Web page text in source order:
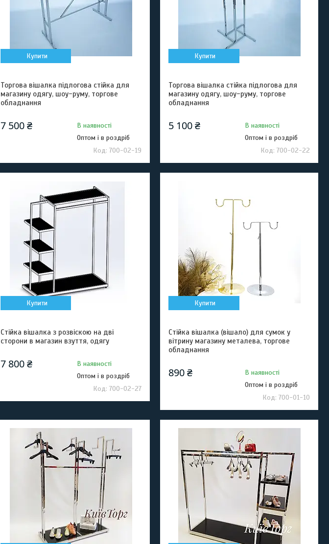
Купити
Торгова вішалка підлогова стійка для
магазину одягу, шоу-руму, торгове
обладнання
7 500 ₴
В наявності
Оптом і в роздріб
700-02-19
Купити
Торгова вішалка стійка підлогова для
магазину одягу, шоу-руму, торгове
обладнання
5 100 ₴
В наявності
Оптом і в роздріб
700-02-22
Купити
Стійка вішалка з розвіскою на дві
сторони в магазин взуття, одягу
7 800 ₴
В наявності
Оптом і в роздріб
700-02-27
Купити
Стійка вішалка (вішало) для сумок у
вітрину магазину металева, торгове
обладнання
890 ₴
В наявності
Оптом і в роздріб
700-01-10